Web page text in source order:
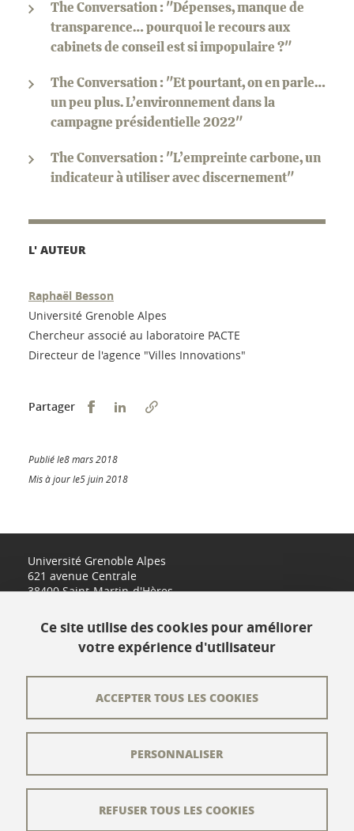
The Conversation : "Dépenses, manque de
transparence… pourquoi le recours aux
cabinets de conseil est si impopulaire ?"
The Conversation : "Et pourtant, on en parle…
un peu plus. L’environnement dans la
campagne présidentielle 2022"
The Conversation : "L’empreinte carbone, un
indicateur à utiliser avec discernement"
L' AUTEUR
Raphaël Besson
Université Grenoble Alpes
Chercheur associé au laboratoire PACTE
Directeur de l'agence "Villes Innovations"
Partager Partager sur Facebook
Partager sur LinkedIn
Publié le8 mars 2018
Mis à jour le5 juin 2018
Université Grenoble Alpes
621 avenue Centrale
38400 Saint-Martin-d'Hères
L'équipe éditoriale
Crédits
Mentions légales
Ce site utilise des cookies pour améliorer
votre expérience d'utilisateur
ACCEPTER TOUS LES COOKIES
REFUSER TOUS LES COOKIES
PERSONNALISER